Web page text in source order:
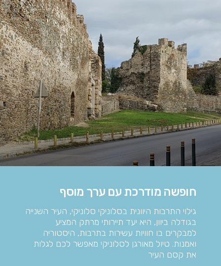
חופשה מודרכת עם ערך מוסף
גילוי התרבות היוונית בסלוניקי סלוניקי, העיר השנייה
בגודלה ביוון, היא יעד תיירותי מרתק המציע
למבקרים בו חוויות עשירות בתרבות, היסטוריה
ואמנות. טיול מאורגן לסלוניקי מאפשר לכם לגלות
את קסם העיר